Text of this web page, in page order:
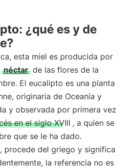
¿qué es y de
esta miel es producida por
néctar de las flores de la
El eucalipto es una planta
originaria de Oceanía y
y observada por primera vez
en el siglo XVIII , a quien se
que se le ha dado.
procede del griego y significa
la referencia no es